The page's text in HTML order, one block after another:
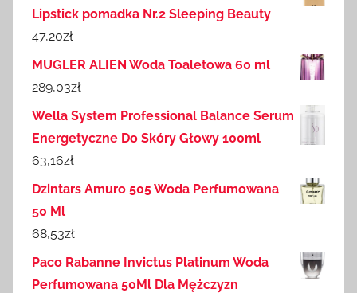
Lipstick pomadka Nr.2 Sleeping Beauty
47,20zł
MUGLER ALIEN Woda Toaletowa 60 ml
289,03zł
Wella System Professional Balance Serum
Energetyczne Do Skóry Głowy 100ml
63,16zł
Dzintars Amuro 505 Woda Perfumowana
50 Ml
68,53zł
Paco Rabanne Invictus Platinum Woda
Perfumowana 50Ml Dla Mężczyzn